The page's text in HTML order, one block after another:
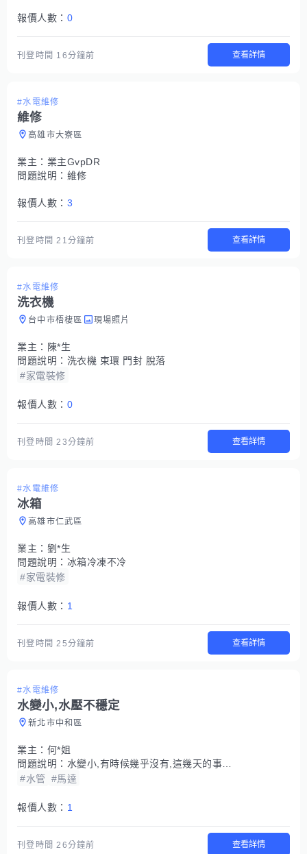
報價人數： 0
刊登時間 16分鐘前 查看詳情
#水電維修
維修
高雄市大寮區
業主： 業主GvpDR
問題說明： 維修
報價人數： 3
刊登時間21分鐘前 查看詳情
#水電維修
洗衣機
台中市梧棲區 現場照片
業主： 陳*生
問題說明： 洗衣機 束環 門封 脫落
#家電裝修
報價人數： 0
刊登時間23分鐘前 查看詳情
#水電維修
冰箱
高雄市仁武區
業主： 劉*生
問題說明： 冰箱冷凍不冷
#家電裝修
報價人數： 1
刊登時間25分鐘前 查看詳情
#水電維修
水變小,水壓不穩定
新北市中和區
業主： 何*姐
問題說明： 水變小,有時候幾乎沒有,這幾天的事情,水電有說可能說是減壓閥的問題 不確定
#水管 #馬達
報價人數： 1
刊登時間26分鐘前 查看詳情